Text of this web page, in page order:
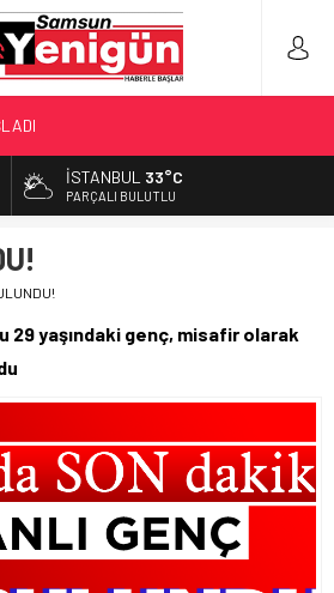
HEDEF 5’İNCİLİK!
YAPIN!’
YAPILAN EN BÜYÜK HATALAR
İSTANBUL 33°C
PARÇALI BULUTLU
29 yaşındaki genç, misafir olarak